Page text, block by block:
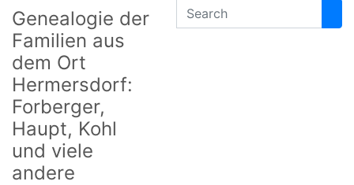
Genealogie der
Familien aus
dem Ort
Hermersdorf:
Forberger,
Haupt, Kohl
und viele
andere
Search